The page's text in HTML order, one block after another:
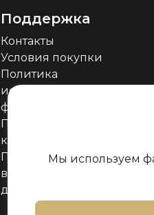
Мы используем
Поддержка
Контакты
Условия покупки
Политика
использования
файлов cookie
Политика
конфиденциальности
Политика
возврата товара и
денег